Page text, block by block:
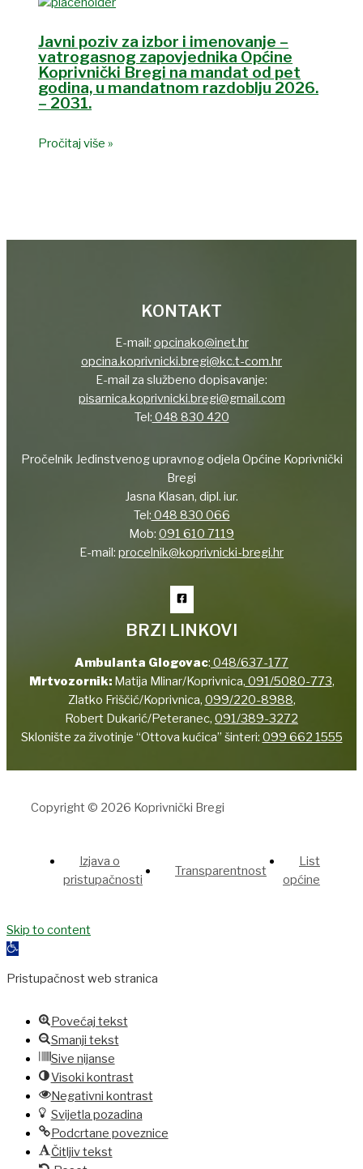
Javni poziv za izbor i imenovanje –
vatrogasnog zapovjednika Općine
Koprivnički Bregi na mandat od pet
godina, u mandatnom razdoblju 2026.
– 2031.
Pročitaj više »
KONTAKT
E-mail: opcinako@inet.hr
opcina.koprivnicki.bregi@kc.t-com.hr
E-mail za službeno dopisavanje:
pisarnica.koprivnicki.bregi@gmail.com
Tel: 048 830 420
Pročelnik Jedinstvenog upravnog odjela Općine Koprivnički
Bregi
Jasna Klasan, dipl. iur.
Tel: 048 830 066
Mob: 091 610 7119
E-mail: procelnik@koprivnicki-bregi.hr
BRZI LINKOVI
Ambulanta Glogovac: 048/637-177
Mrtvozornik:Matija Mlinar/Koprivnica, 091/5080-773,
Zlatko Friščić/Koprivnica, 099/220-8988,
Robert Dukarić/Peteranec, 091/389-3272
Sklonište za životinje “Ottova kućica” šinteri: 099 662 1555
Copyright © 2026 Koprivnički Bregi
Izjava o
pristupačnosti
Transparentnost
List
općine
Grandpashabet
Skip to content
Open
Pristupačnost web stranica
Povećaj tekst
Smanji tekst
Sive nijanse
Visoki kontrast
Negativni kontrast
Svijetla pozadina
Podcrtane poveznice
Čitljiv tekst